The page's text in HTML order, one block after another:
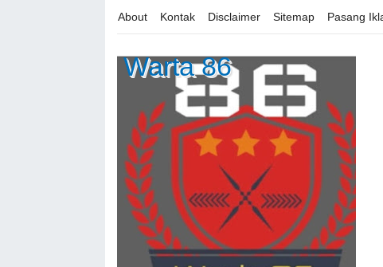
About Kontak Disclaimer Sitemap Pasang
Warta 86